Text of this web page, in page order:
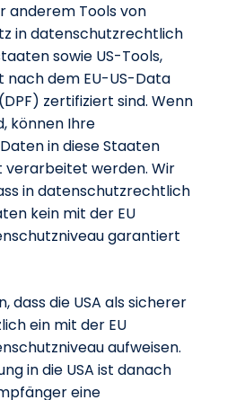
anderem Tools von
in datenschutzrechtlich
sowie US-Tools,
dem EU-US-Data
zertifiziert sind. Wenn
können Ihre
in diese Staaten
werden. Wir
in datenschutzrechtlich
kein mit der EU
garantiert
dass die USA als sicherer
ein mit der EU
aufweisen.
in die USA ist danach
eine